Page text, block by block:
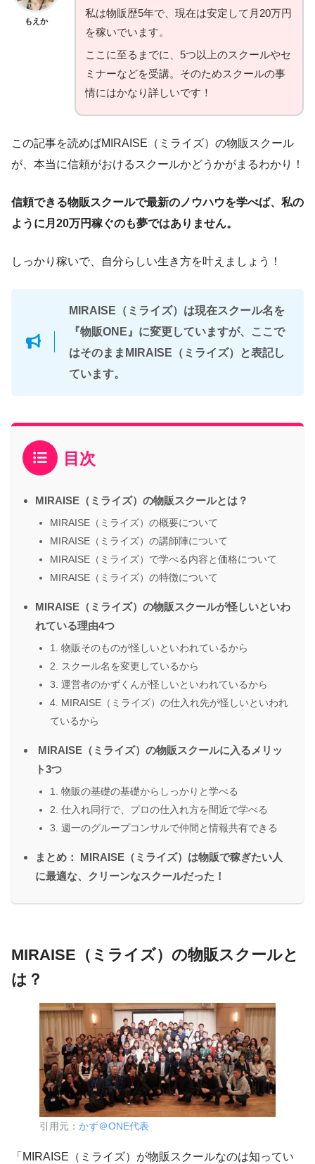
もえか
私は物販歴5年で、現在は安定して月20万円
を稼いでいます。
ここに至るまでに、5つ以上のスクールやセ
ミナーなどを受講。そのためスクールの事
情にはかなり詳しいです！
この記事を読めばMIRAISE（ミライズ）の物販スクール
が、本当に信頼がおけるスクールかどうかがまるわかり！
信頼できる物販スクールで最新のノウハウを学べば、私の
ように月20万円稼ぐのも夢ではありません。
しっかり稼いで、自分らしい生き方を叶えましょう！
MIRAISE（ミライズ）は現在スクール名を
『物販ONE』に変更していますが、ここで
はそのままMIRAISE（ミライズ）と表記し
ています。
目次
MIRAISE（ミライズ）の物販スクールとは？
MIRAISE（ミライズ）の概要について
MIRAISE（ミライズ）の講師陣について
MIRAISE（ミライズ）で学べる内容と価格について
MIRAISE（ミライズ）の特徴について
MIRAISE（ミライズ）の物販スクールが怪しいといわ
れている理由4つ
1. 物販そのものが怪しいといわれているから
2. スクール名を変更しているから
3. 運営者のかずくんが怪しいといわれているから
4. MIRAISE（ミライズ）の仕入れ先が怪しいといわれ
ているから
MIRAISE（ミライズ）の物販スクールに入るメリッ
ト3つ
1. 物販の基礎の基礎からしっかりと学べる
2. 仕入れ同行で、プロの仕入れ方を間近で学べる
3. 週一のグループコンサルで仲間と情報共有できる
まとめ： MIRAISE（ミライズ）は物販で稼ぎたい人
に最適な、クリーンなスクールだった！
MIRAISE（ミライズ）の物販スクールと
は？
引用元： かず＠ONE代表
「MIRAISE（ミライズ）が物販スクールなのは知ってい